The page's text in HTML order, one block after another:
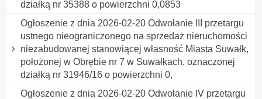
działką nr 35388 o powierzchni 0,0853
Ogłoszenie z dnia 2026-02-20 Odwołanie III przetargu
ustnego nieograniczonego na sprzedaż nieruchomości
niezabudowanej stanowiącej własność Miasta Suwałk,
położonej w Obrębie nr 7 w Suwałkach, oznaczonej
działką nr 31946/16 o powierzchni 0,
Ogłoszenie z dnia 2026-02-20 Odwołanie IV przetargu